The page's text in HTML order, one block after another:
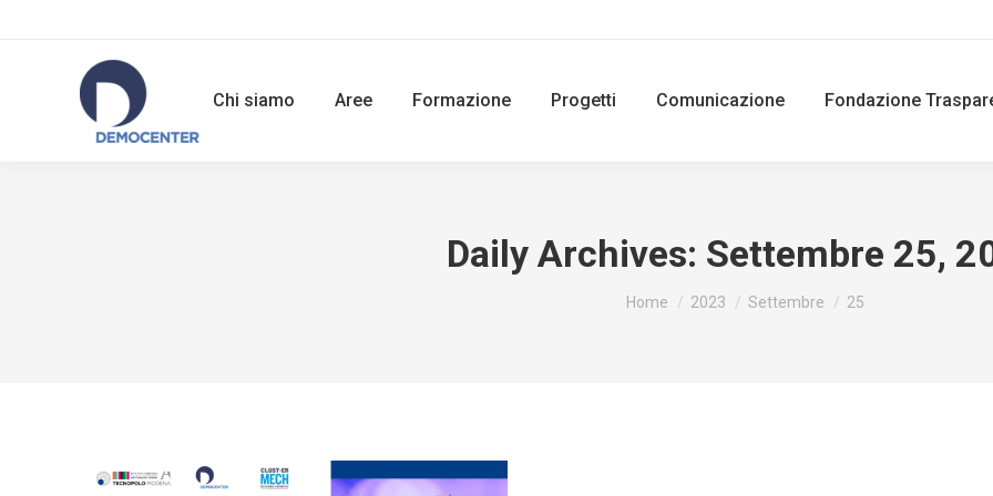
Chi siamo Aree Formazione Progetti Comunicazione Fondazione
Daily Archives: Settembre 25,
You are here:
Home 2023 Settembre 25